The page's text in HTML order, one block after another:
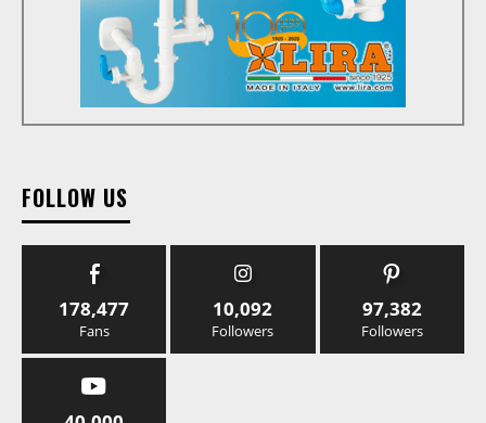
FOLLOW US
178,477
Fans
10,092
Followers
97,382
Followers